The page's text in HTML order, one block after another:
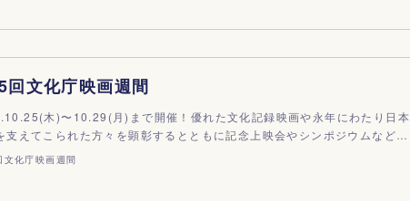
回文化庁映画週間
木)〜10.29(月)まで開催！優れた文化記録映画や永年にわたり日本
支えてこられた方々を顕彰するとともに記念上映会やシンポジウムなど…
文化庁映画週間